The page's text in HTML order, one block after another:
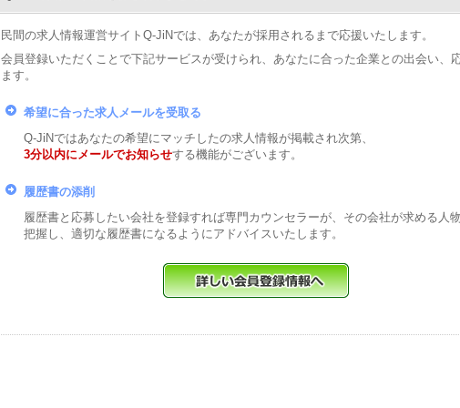
民間の求人情報運営サイトQ-JiNでは、あなたが採用されるまで応援いたします。
会員登録いただくことで下記サービスが受けられ、あなたに合った企業との出会い、
ます。
希望に合った求人メールを受取る
Q-JiNではあなたの希望にマッチしたの求人情報が掲載され次第、
3分以内にメールでお知らせする機能がございます。
履歴書の添削
履歴書と応募したい会社を登録すれば専門カウンセラーが、その会社が求める人
把握し、適切な履歴書になるようにアドバイスいたします。